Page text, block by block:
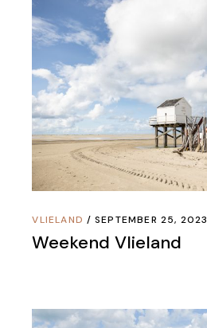
VLIELAND SEPTEMBER 25, 2023
Weekend Vlieland